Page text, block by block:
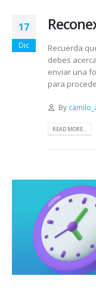
17
Dic
Recuerda
debes
enviar una
para
By
READ MORE...